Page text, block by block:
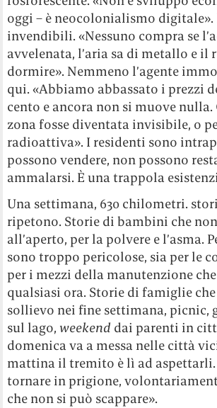
oggi – è neocolonialismo digitale».
invendibili. «Nessuno compra se
avvelenata, l’aria sa di metallo e il
dormire». Nemmeno l’agente
qui. «Abbiamo abbassato i prezzi
cento e ancora non si muove nulla.
zona fosse diventata invisibile, o
radioattiva». I residenti sono
possono vendere, non possono
ammalarsi. È una trappola
Una settimana, 630 chilometri.
ripetono. Storie di bambini che
all’aperto, per la polvere e l’asma.
sono troppo pericolose, sia per le
per i mezzi della manutenzione
qualsiasi ora. Storie di famiglie
sollievo nei fine settimana, picnic,
sul lago, weekend dai parenti in
domenica va a messa nelle città
mattina il tremito è lì ad aspettarli.
tornare in prigione,
che non si può scappare».